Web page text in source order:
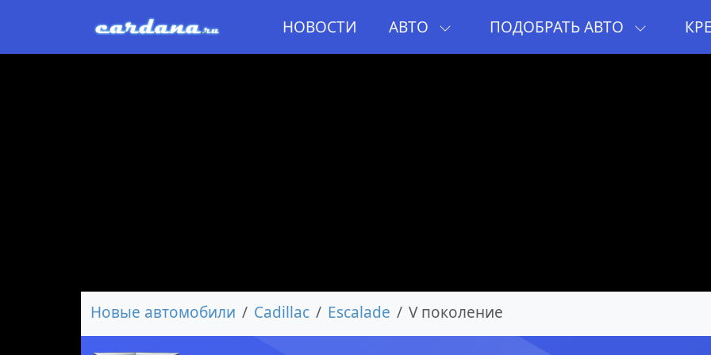
НОВОСТИ АВТО ПОДОБРАТЬ АВТО
Новые автомобили Cadillac Escalade V поколение